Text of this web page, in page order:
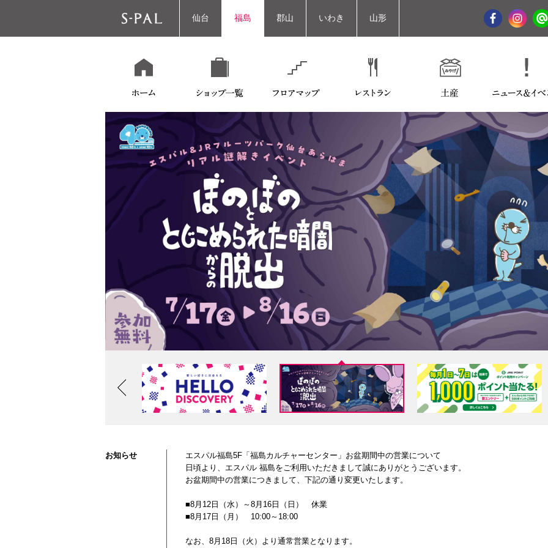
仙台 福島 郡山 いわき 山形
Previous
お知らせ
エスパル福島5F「福島カルチャーセンター」お盆期間中の営業について
日頃より、エスパル 福島をご利用いただきまして誠にありがとうございます。
お盆期間中の営業につきまして、下記の通り変更いたします。
■8月12日（水）～8月16日（日） 休業
■8月17日（月） 10:00～18:00
なお、8月18日（火）より通常営業となります。